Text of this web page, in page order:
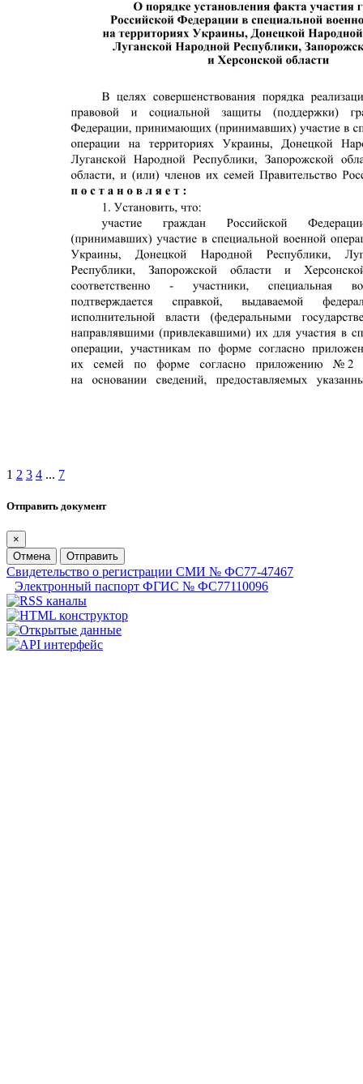
1 2 3 4 ... 7
Отправить документ
×
Отмена
Отправить
Свидетельство о регистрации СМИ № ФС77-47467
Электронный паспорт ФГИС № ФС77110096